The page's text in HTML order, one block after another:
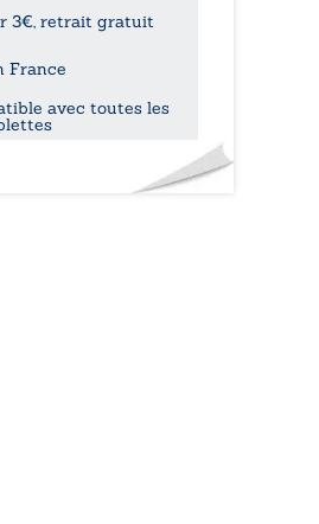
3€, retrait gratuit
France
avec toutes les